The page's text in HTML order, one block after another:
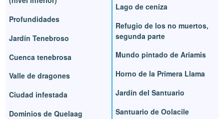
Profundidades
Jardín Tenebroso
Cuenca tenebrosa
Valle de dragones
Ciudad infestada
Dominios de Quelaag
Lago de ceniza
Refugio de los no muertos,
segunda parte
Mundo pintado de Ariamis
Horno de la Primera Llama
Jardín del Santuario
Santuario de Oolacile